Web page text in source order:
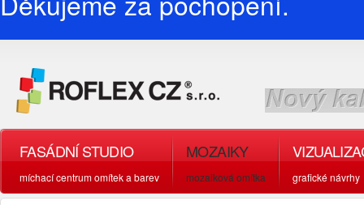
FASÁDNÍ STUDIO
míchací centrum omítek a barev
MOZAIKY
mozaiková omítka grafické návrhy